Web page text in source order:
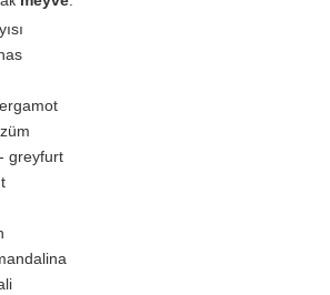
- greyfurt